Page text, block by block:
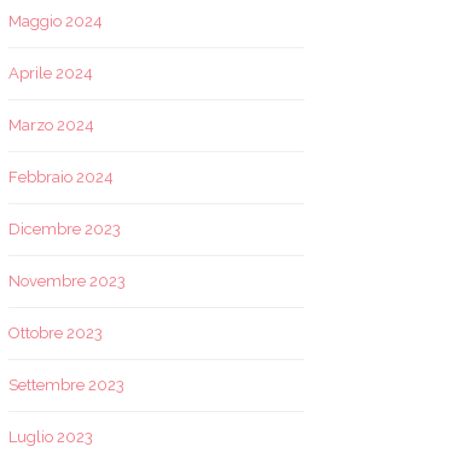
Maggio 2024
Aprile 2024
Marzo 2024
Febbraio 2024
Dicembre 2023
Novembre 2023
Ottobre 2023
Settembre 2023
Luglio 2023